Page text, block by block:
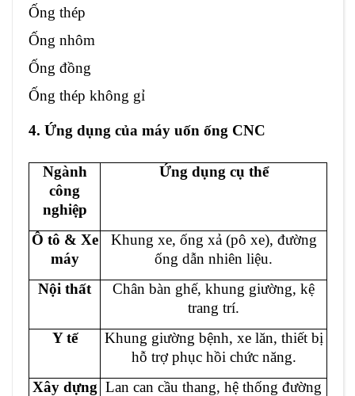
Ống thép
Ống nhôm
Ống đồng
Ống thép không gỉ
4. Ứng dụng của máy uốn ống CNC
Ngành
công
nghiệp
Ứng dụng cụ thể
Ô tô & Xe
máy
Khung xe, ống xả (pô xe), đường
ống dẫn nhiên liệu.
Nội thất
Chân bàn ghế, khung giường, kệ
trang trí.
Y tế
Khung giường bệnh, xe lăn, thiết bị
hỗ trợ phục hồi chức năng.
Xây dựng Lan can cầu thang, hệ thống đường